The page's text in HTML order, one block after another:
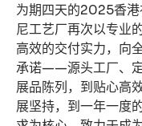
为期四天的2025香
尼工艺厂再次以专业
高效的交付实力，向
承诺——源头工厂、
展品陈列，到贴心高
展坚持，到一年一度